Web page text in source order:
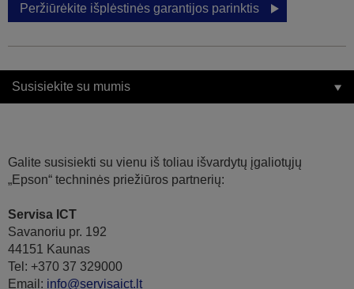
Peržiūrėkite išplėstinės garantijos parinktis
Susisiekite su mumis
Galite susisiekti su vienu iš toliau išvardytų įgaliotųjų
„Epson“ techninės priežiūros partnerių:
Servisa ICT
Savanoriu pr. 192
44151 Kaunas
Tel: +370 37 329000
Email: info@servisaict.lt